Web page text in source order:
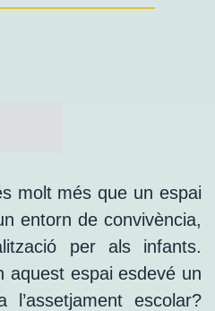
molt més que un espai
entorn de convivència,
per als infants.
aquest espai esdevé un
escolar?